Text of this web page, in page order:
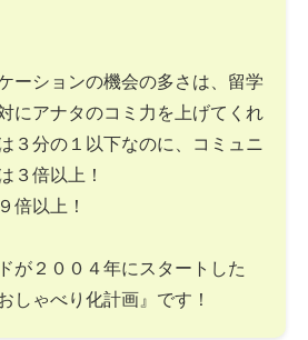
ーションの機会の多さは、留学
にアナタのコミ力を上げてくれ
３分の１以下なのに、コミュニ
３倍以上！
倍以上！
が２００４年にスタートした
しゃべり化計画』です！